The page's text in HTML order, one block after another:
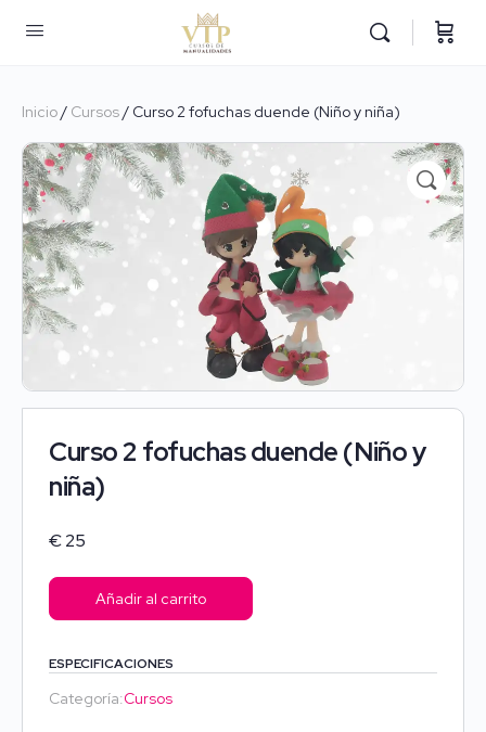
Inicio/ Cursos/ Curso 2 fofuchas duende (Niño y niña)
Curso 2 fofuchas duende (Niño y
niña)
€25
Añadir al carrito
ESPECIFICACIONES
Categoría:Cursos